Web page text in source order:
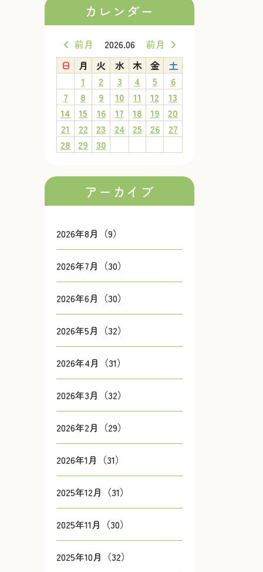
カレンダー
前月 2026.06
前月
日
月 火 水 木 金
土
1
2 3 4 5
6
7
8 9 10 11 12
13
14
15 16 17 18 19
20
21
22 23 24 25 26
27
28 29 30
アーカイブ
2026年8月（9）
2026年7月（30）
2026年6月（30）
2026年5月（32）
2026年4月（31）
2026年3月（32）
2026年2月（29）
2026年1月（31）
2025年12月（31）
2025年11月（30）
2025年10月（32）